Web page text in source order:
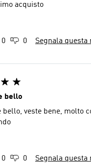
acquisto
0 0 Segnala questa
bello
bello, veste bene, molto
0 0 Segnala questa